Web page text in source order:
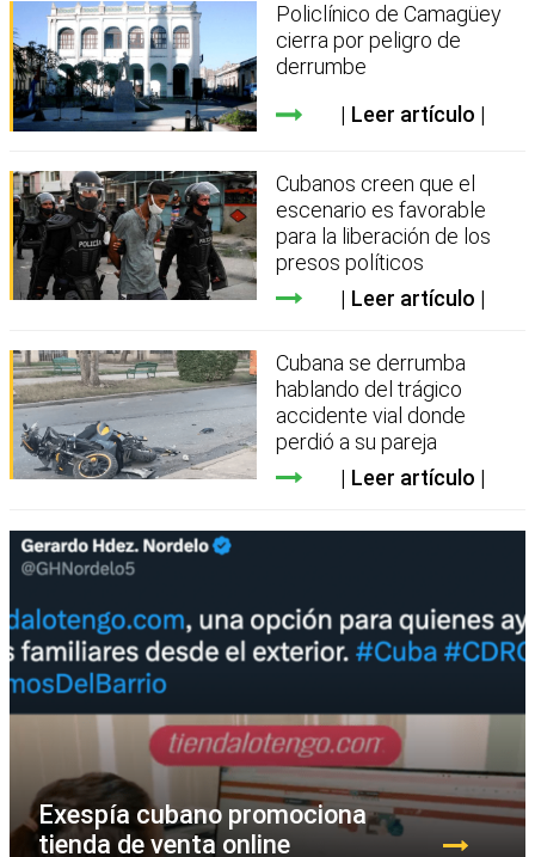
Policlínico de Camagüey
cierra por peligro de
derrumbe
Leer artículo
Cubanos creen que el
escenario es favorable
para la liberación de los
presos políticos
Leer artículo
Cubana se derrumba
hablando del trágico
accidente vial donde
perdió a su pareja
Leer artículo
Exespía cubano promociona
tienda de venta online